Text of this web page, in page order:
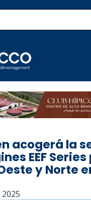
de
acogerá la
EEF
y Norte